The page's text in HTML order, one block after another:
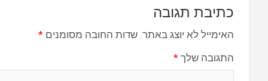
כתיבת תגובה
האימייל לא יוצג באתר. שדות החובה מסומנים *
התגובה שלך *